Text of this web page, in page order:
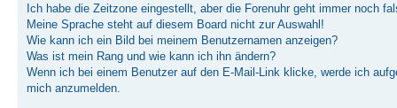
Ich habe die Zeitzone eingestellt, aber die Forenuhr geht immer noch
Meine Sprache steht auf diesem Board nicht zur Auswahl!
Wie kann ich ein Bild bei meinem Benutzernamen anzeigen?
Was ist mein Rang und wie kann ich ihn ändern?
Wenn ich bei einem Benutzer auf den E-Mail-Link klicke, werde ich
mich anzumelden.